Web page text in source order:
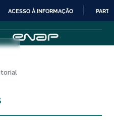
IR
PARA
CONTEÚDO
ACESSO À INFORMAÇÃO